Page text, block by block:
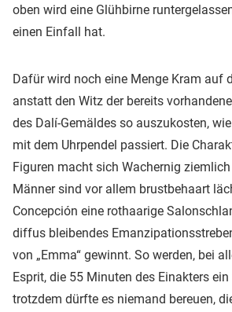
oben wird eine Glühbirne
einen Einfall hat.
Dafür wird noch eine Menge Kram auf
anstatt den Witz der bereits
des Dalí-Gemäldes so auszukosten,
mit dem Uhrpendel passiert. Die
Figuren macht sich Wachernig
Männer sind vor allem brustbehaart
Concepción eine rothaarige
diffus bleibendes
von „Emma“ gewinnt. So werden, bei
Esprit, die 55 Minuten des Einakters
trotzdem dürfte es niemand bereuen,